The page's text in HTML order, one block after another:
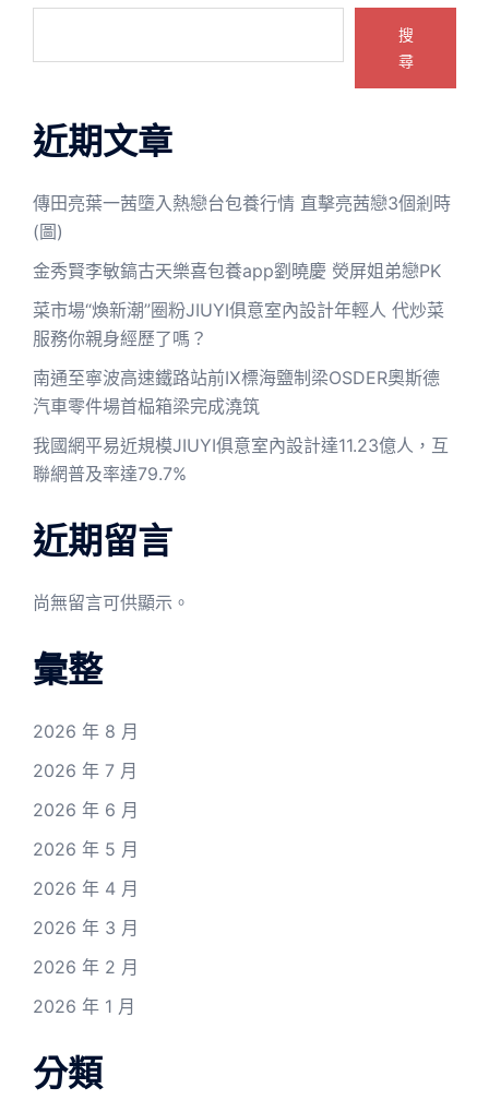
搜
尋
近期文章
傳田亮葉一茜墮入熱戀台包養行情 直擊亮茜戀3個剎時
(圖)
金秀賢李敏鎬古天樂喜包養app劉曉慶 熒屏姐弟戀PK
菜市場“煥新潮”圈粉JIUYI俱意室內設計年輕人 代炒菜
服務你親身經歷了嗎？
南通至寧波高速鐵路站前Ⅸ標海鹽制梁OSDER奧斯德
汽車零件場首榀箱梁完成澆筑
我國網平易近規模JIUYI俱意室內設計達11.23億人，互
聯網普及率達79.7%
近期留言
尚無留言可供顯示。
彙整
2026 年 8 月
2026 年 7 月
2026 年 6 月
2026 年 5 月
2026 年 4 月
2026 年 3 月
2026 年 2 月
2026 年 1 月
分類